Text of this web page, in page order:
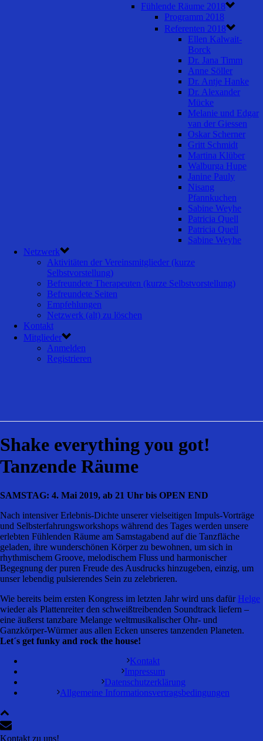
Fühlende Räume 2018
Programm 2018
Referenten 2018
Ellen Kalwait-
Borck
Dr. Jana Timm
Anne Söller
Dr. Antje Hanke
Dr. Alexander
Mücke
Melanie und Edgar
van der Giessen
Oskar Scherner
Gritt Schmidt
Martina Klüber
Walburga Hupe
Janine Pauly
Nisang
Pfannkuchen
Sabine Weyhe
Patricia Quell
Patricia Quell
Sabine Weyhe
Netzwerk
Aktivitäten der Vereinsmitglieder (kurze
Selbstvorstellung)
Befreundete Therapeuten (kurze Selbstvorstellung)
Befreundete Seiten
Empfehlungen
Netzwerk (alt) zu löschen
Kontakt
Mitglieder
Anmelden
Registrieren
Shake everything you got!
Tanzende Räume
SAMSTAG: 4. Mai 2019, ab 21 Uhr bis OPEN END
Nach intensiver Erlebnis-Dichte unserer vielseitigen Impuls-Vorträge
und Selbsterfahrungsworkshops während des Tages werden unsere
erlebten Fühlenden Räume am Samstagabend auf die Tanzfläche
geladen, ihre wunderschönen Körper zu bewohnen, um sich in
rhythmischem Groove, melodischem Fluss und harmonischer
Begegnung der puren Freude des Ausdrucks hinzugeben, einzig, um
unser lebendig pulsierendes Sein zu zelebrieren.
Wie bereits beim ersten Kongress im letzten Jahr wird uns dafür Helge
wieder als Plattenreiter den schweißtreibenden Soundtrack liefern –
eine äußerst tanzbare Melange weltmusikalischer Ohr- und
Ganzkörper-Würmer aus allen Ecken unseres tanzenden Planeten.
Let´s get funky and rock the house!
Kontakt
Impressum
Datenschutzerklärung
Allgemeine Informationsvertragsbedingungen
Kontakt zu uns!